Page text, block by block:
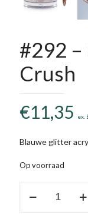
#292
Crush
€11,35 ex.
Blauwe glitter
Op voorraad